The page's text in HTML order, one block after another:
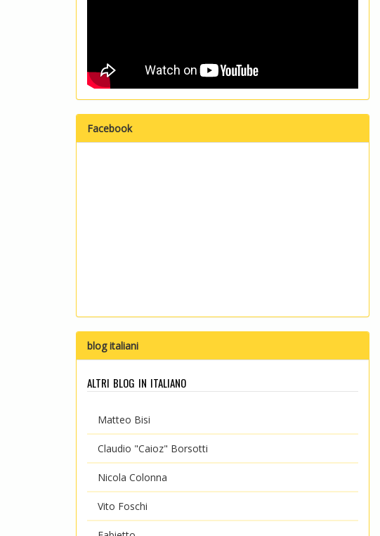
Facebook
blog italiani
altri blog in italiano
Matteo Bisi
Claudio "Caioz" Borsotti
Nicola Colonna
Vito Foschi